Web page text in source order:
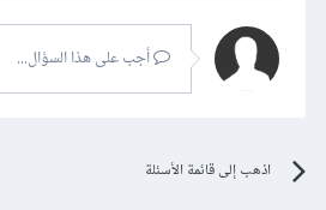
أجب على هذا السؤال...
اذهب إلى قائمة الأسئلة